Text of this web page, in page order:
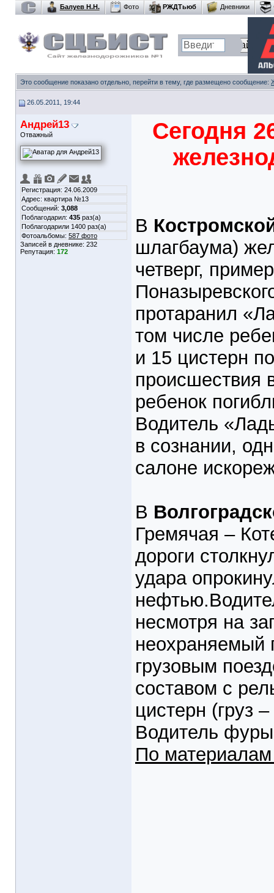
Балуев Н.Н. Фото РЖДТьюб Дневники
Это сообщение показано отдельно, перейти в тему, где размещено сообщение:
26.05.2011, 19:44
Андрей13
Отважный
Регистрация: 24.06.2009
Адрес: квартира №13
Сообщений: 3,088
Поблагодарил: 435 раз(а)
Поблагодарили 1400 раз(а)
Фотоальбомы: 587 фото
Записей в дневнике: 232
Репутация: 172
Сегодня
В
шлагбаума)
четверг,
протаранил
том числе
и 15 цистерн
происшествия
ребенок
Водитель
в сознании,
салоне
В
Гремячая –
дороги
удара
несмотря на
неохраняемый
грузовым
составом с
цистерн (груз
Водитель
По материалам